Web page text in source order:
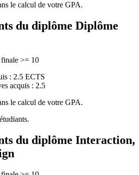
le calcul de votre GPA.
du diplôme Diplôme
>= 10
: 2.5 ECTS
acquis : 2.5
le calcul de votre GPA.
du diplôme Interaction,